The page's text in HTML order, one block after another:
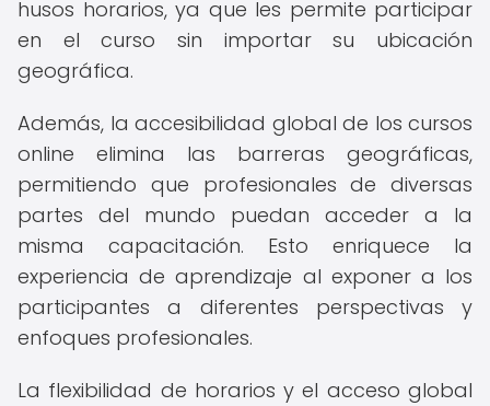
husos horarios, ya que les permite participar
en el curso sin importar su ubicación
geográfica.
Además, la accesibilidad global de los cursos
online elimina las barreras geográficas,
permitiendo que profesionales de diversas
partes del mundo puedan acceder a la
misma capacitación. Esto enriquece la
experiencia de aprendizaje al exponer a los
participantes a diferentes perspectivas y
enfoques profesionales.
La flexibilidad de horarios y el acceso global